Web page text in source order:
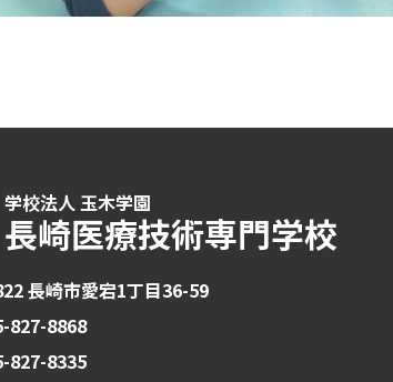
学校法人 玉木学園
長崎医療技術専門学校
長崎市愛宕1丁目36-59
827-8868
827-8335